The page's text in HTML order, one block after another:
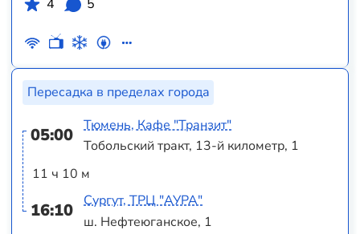
4
5
Пересадка в пределах города
05:00
11 ч 10 м
16:10
Тюмень, Кафе "Транзит"
Тобольский тракт, 13-й километр, 1
Сургут, ТРЦ "АУРА"
ш. Нефтеюганское, 1